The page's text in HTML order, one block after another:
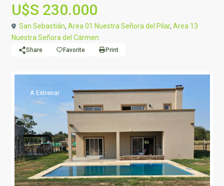
U$S 230.000
San Sebastián, Area 01 Nuestra Señora del Pilar, Area 13
Nuestra Señora del Cármen
Share Favorite Print
A Estrenar